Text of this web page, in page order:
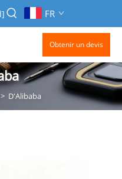
FR
Obtenir un devis
D'Alibaba